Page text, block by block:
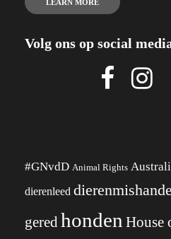
LEARN MORE
Volg ons op social
#GNvdD Animal Rights
dierenleed
geredhonden House